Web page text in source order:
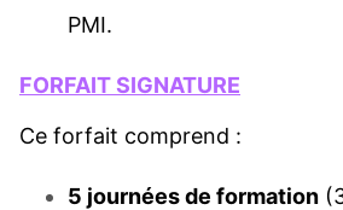
PMI.
FORFAIT SIGNATURE
Ce forfait comprend :
5 journées de formation